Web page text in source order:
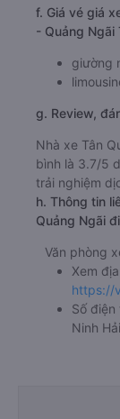
f. Giá vé giá
- Quảng Ngãi
giường
g. Review,
Nhà xe Tân
bình là 3.7/5
trải nghiệm
h. Thông tin
Quảng Ngãi
Văn phòng
Xem
https://
Số
Ninh